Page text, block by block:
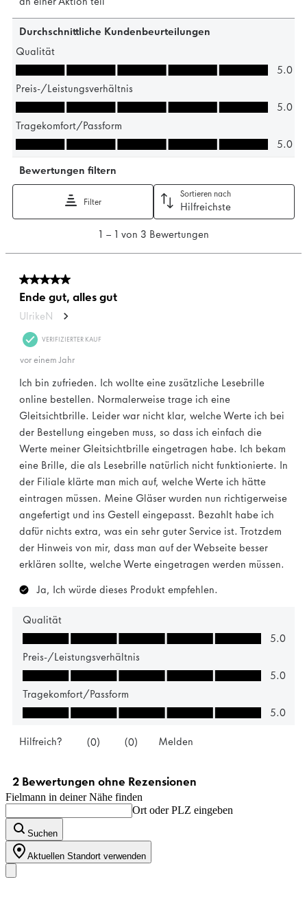
Fielmann in deiner Nähe finden
Ort oder PLZ eingeben
Suchen
Aktuellen Standort verwenden